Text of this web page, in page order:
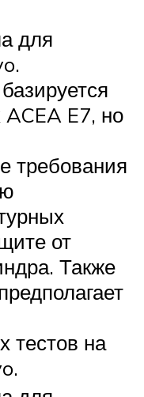
для
E7, но
требования
от
Также
тестов на